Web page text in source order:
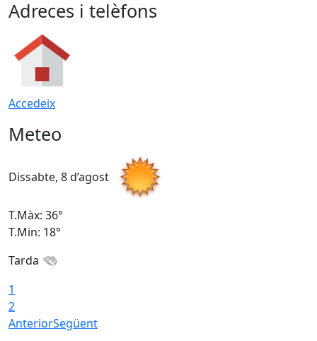
Adreces i telèfons
Accedeix
Meteo
Dissabte, 8 d’agost
T.Màx: 36°
T.Min: 18°
Tarda
1
2
AnteriorSegüent